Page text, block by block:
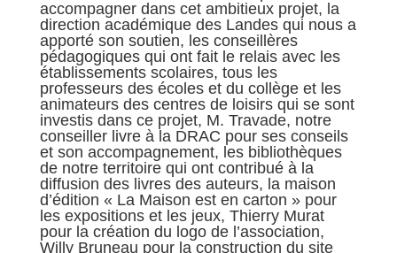
accompagner dans cet ambitieux projet, la
direction académique des Landes qui nous a
apporté son soutien, les conseillères
pédagogiques qui ont fait le relais avec les
établissements scolaires, tous les
professeurs des écoles et du collège et les
animateurs des centres de loisirs qui se sont
investis dans ce projet, M. Travade, notre
conseiller livre à la DRAC pour ses conseils
et son accompagnement, les bibliothèques
de notre territoire qui ont contribué à la
diffusion des livres des auteurs, la maison
d’édition « La Maison est en carton » pour
les expositions et les jeux, Thierry Murat
pour la création du logo de l’association,
Willy Bruneau pour la construction du site